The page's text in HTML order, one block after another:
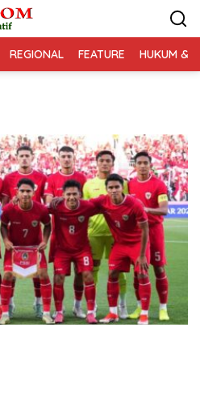
REGIONAL FEATURE HUKUM &